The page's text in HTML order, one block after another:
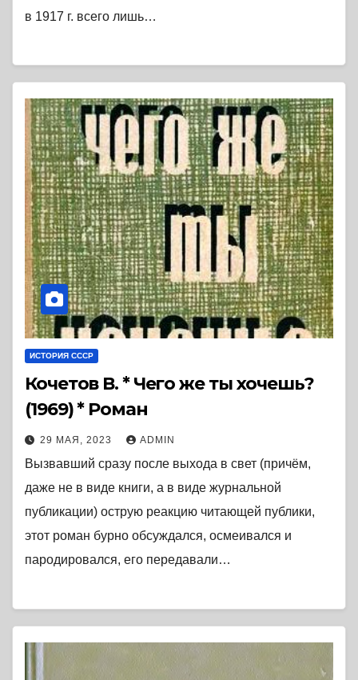
в 1917 г. всего лишь…
ИСТОРИЯ СССР
Кочетов В. * Чего же ты хочешь?
(1969) * Роман
29 МАЯ, 2023 ADMIN
Вызвавший сразу после выхода в свет (причём,
даже не в виде книги, а в виде журнальной
публикации) острую реакцию читающей публики,
этот роман бурно обсуждался, осмеивался и
пародировался, его передавали…